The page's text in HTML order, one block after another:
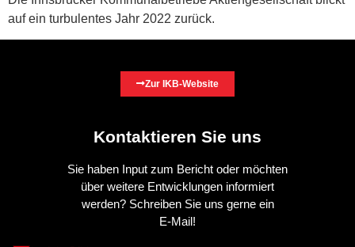
auf ein turbulentes Jahr 2022 zurück.
Zur IKB-Website
Kontaktieren Sie uns
Sie haben Input zum Bericht oder möchten
über weitere Entwicklungen informiert
werden? Schreiben Sie uns gerne ein
E-Mail!